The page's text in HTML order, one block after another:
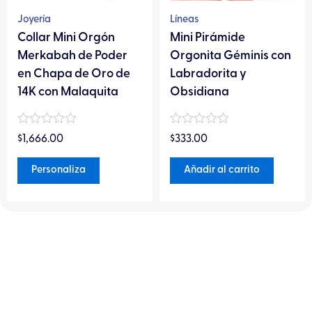
Joyería
Collar Mini Orgón
Merkabah de Poder
en Chapa de Oro de
14K con Malaquita
$ 1,666.00
Personaliza
elegir
en
la
página
Valorado
en
0
Líneas
Mini Pirámide
Orgonita Géminis con
Labradorita y
Obsidiana
$333.00
Añadir al carrito
Valorado
en
0